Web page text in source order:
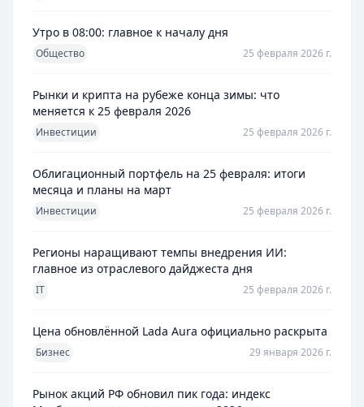
Утро в 08:00: главное к началу дня
Общество 25 февраля 2026 г.
Рынки и крипта на рубеже конца зимы: что
меняется к 25 февраля 2026
Инвестиции 25 февраля 2026 г.
Облигационный портфель на 25 февраля: итоги
месяца и планы на март
Инвестиции 25 февраля 2026 г.
Регионы наращивают темпы внедрения ИИ:
главное из отраслевого дайджеста дня
IT 25 февраля 2026 г.
Цена обновлённой Lada Aura официально раскрыта
Бизнес 29 января 2026 г.
Рынок акций РФ обновил пик года: индекс